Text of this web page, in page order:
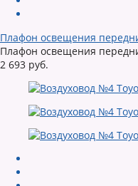
Плафон освещения
Плафон освещения
2 693 руб.